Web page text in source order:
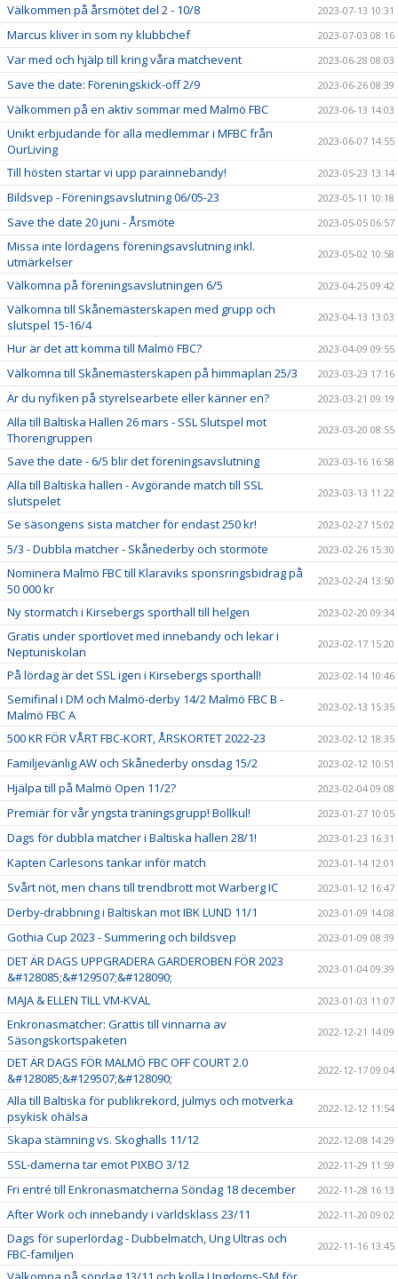
Välkommen på årsmötet del 2 - 10/8 2023-07-13 10:31
Marcus kliver in som ny klubbchef 2023-07-03 08:16
Var med och hjälp till kring våra matchevent 2023-06-28 08:03
Save the date: Föreningskick-off 2/9 2023-06-26 08:39
Välkommen på en aktiv sommar med Malmö FBC 2023-06-13 14:03
Unikt erbjudande för alla medlemmar i MFBC från
OurLiving
2023-06-07 14:55
Till hösten startar vi upp parainnebandy! 2023-05-23 13:14
Bildsvep - Föreningsavslutning 06/05-23 2023-05-11 10:18
Save the date 20 juni - Årsmöte 2023-05-05 06:57
Missa inte lördagens föreningsavslutning inkl.
utmärkelser
2023-05-02 10:58
Välkomna på föreningsavslutningen 6/5 2023-04-25 09:42
Välkomna till Skånemästerskapen med grupp och
slutspel 15-16/4
2023-04-13 13:03
Hur är det att komma till Malmö FBC? 2023-04-09 09:55
Välkomna till Skånemästerskapen på himmaplan 25/3 2023-03-23 17:16
Är du nyfiken på styrelsearbete eller känner en? 2023-03-21 09:19
Alla till Baltiska Hallen 26 mars - SSL Slutspel mot
Thorengruppen
2023-03-20 08:55
Save the date - 6/5 blir det föreningsavslutning 2023-03-16 16:58
Alla till Baltiska hallen - Avgörande match till SSL
slutspelet
2023-03-13 11:22
Se säsongens sista matcher för endast 250 kr! 2023-02-27 15:02
5/3 - Dubbla matcher - Skånederby och stormöte 2023-02-26 15:30
Nominera Malmö FBC till Klaraviks sponsringsbidrag på
50 000 kr
2023-02-24 13:50
Ny stormatch i Kirsebergs sporthall till helgen 2023-02-20 09:34
Gratis under sportlovet med innebandy och lekar i
Neptuniskolan
2023-02-17 15:20
På lördag är det SSL igen i Kirsebergs sporthall! 2023-02-14 10:46
Semifinal i DM och Malmö-derby 14/2 Malmö FBC B -
Malmö FBC A
2023-02-13 15:35
500 KR FÖR VÅRT FBC-KORT, ÅRSKORTET 2022-23 2023-02-12 18:35
Familjevänlig AW och Skånederby onsdag 15/2 2023-02-12 10:51
Hjälpa till på Malmö Open 11/2? 2023-02-04 09:08
Premiär för vår yngsta träningsgrupp! Bollkul! 2023-01-27 10:05
Dags för dubbla matcher i Baltiska hallen 28/1! 2023-01-23 16:31
Kapten Carlesons tankar inför match 2023-01-14 12:01
Svårt nöt, men chans till trendbrott mot Warberg IC 2023-01-12 16:47
Derby-drabbning i Baltiskan mot IBK LUND 11/1 2023-01-09 14:08
Gothia Cup 2023 - Summering och bildsvep 2023-01-09 08:39
DET ÄR DAGS UPPGRADERA GARDEROBEN FÖR 2023
&#128085;&#129507;&#128090;
2023-01-04 09:39
MAJA & ELLEN TILL VM-KVAL 2023-01-03 11:07
Enkronasmatcher: Grattis till vinnarna av
Säsongskortspaketen
2022-12-21 14:09
DET ÄR DAGS FÖR MALMÖ FBC OFF COURT 2.0
&#128085;&#129507;&#128090;
2022-12-17 09:04
Alla till Baltiska för publikrekord, julmys och motverka
psykisk ohälsa
2022-12-12 11:54
Skapa stämning vs. Skoghalls 11/12 2022-12-08 14:29
SSL-damerna tar emot PIXBO 3/12 2022-11-29 11:59
Fri entré till Enkronasmatcherna Söndag 18 december 2022-11-28 16:13
After Work och innebandy i världsklass 23/11 2022-11-20 09:02
Dags för superlördag - Dubbelmatch, Ung Ultras och
FBC-familjen
2022-11-16 13:45